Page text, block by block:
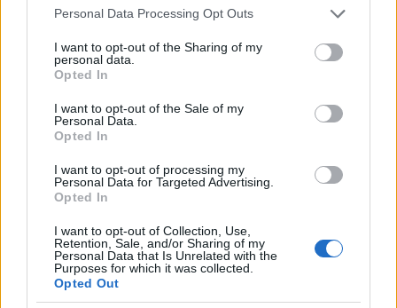
Please note that this website/app uses one or more Google
not limited to your visit or usage behaviour. You may click to
grant or deny consent to Google and its third-party tags to
use your data for below specified purposes in below Google
consent section.
Personal Data Processing Opt Outs
I want to opt-out of the Sharing of my
personal data.
Opted In
I want to opt-out of the Sale of my
Personal Data.
Opted In
I want to opt-out of processing my
Personal Data for Targeted Advertising.
Opted In
I want to opt-out of Collection, Use,
Retention, Sale, and/or Sharing of my
Personal Data that Is Unrelated with the
Purposes for which it was collected.
Opted Out
hajócsavarral is képes volt 55 km/h sebességet
manővereket a hajótestből kiereszthető kicsi,
elfordítható hajócsavarok segítik. A legénység 13
legfontosabb elemei a rakéták. Ezekből 40 darabos
készlettel rendelkezik, a 40 rakétából rendszerint 4
darab hajók elleni és 36 légi célok elleni.
Tengeralattjárók elleni fegyverzete torpedókból áll,